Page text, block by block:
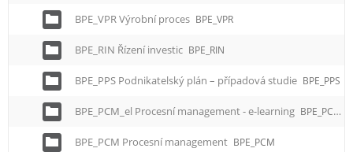
BPE_VPR Výrobní proces BPE_VPR
BPE_RIN Řízení investic BPE_RIN
BPE_PPS Podnikatelský plán – případová studie BPE_PPS
BPE_PCM_el Procesní management - e-learning BPE_PCM_el
BPE_PCM Procesní management BPE_PCM